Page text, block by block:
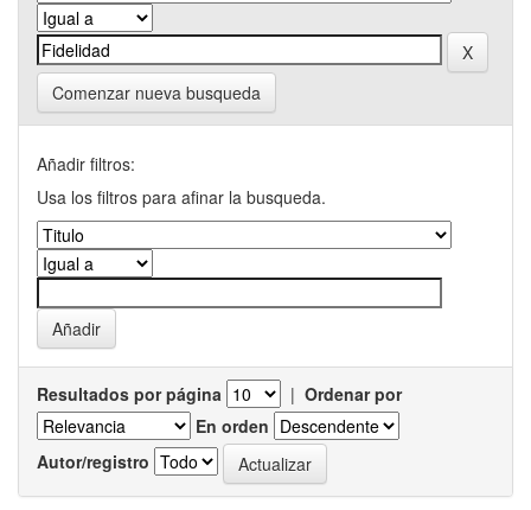
Comenzar nueva busqueda
Añadir filtros:
Usa los filtros para afinar la busqueda.
Resultados por página | Ordenar por
En orden
Autor/registro